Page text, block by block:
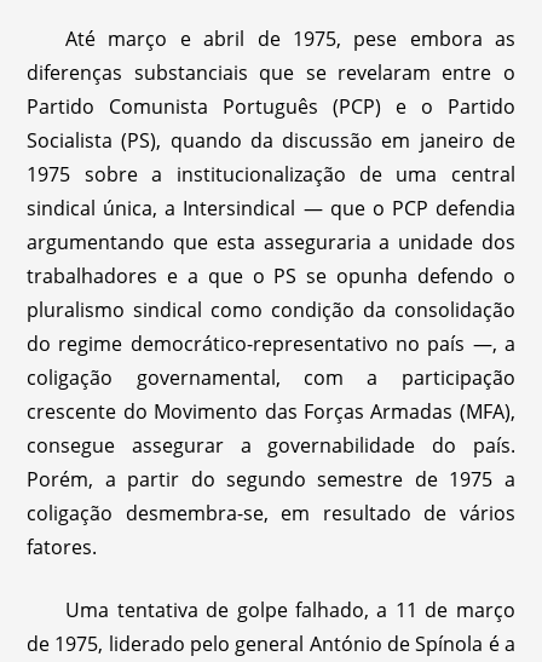
Até março e abril de 1975, pese embora as
diferenças substanciais que se revelaram entre o
Partido Comunista Português (PCP) e o Partido
Socialista (PS), quando da discussão em janeiro de
1975 sobre a institucionalização de uma central
sindical única, a Intersindical — que o PCP defendia
argumentando que esta asseguraria a unidade dos
trabalhadores e a que o PS se opunha defendo o
pluralismo sindical como condição da consolidação
do regime democrático-representativo no país —, a
coligação governamental, com a participação
crescente do Movimento das Forças Armadas (MFA),
consegue assegurar a governabilidade do país.
Porém, a partir do segundo semestre de 1975 a
coligação desmembra-se, em resultado de vários
fatores.
Uma tentativa de golpe falhado, a 11 de março
de 1975, liderado pelo general António de Spínola é a